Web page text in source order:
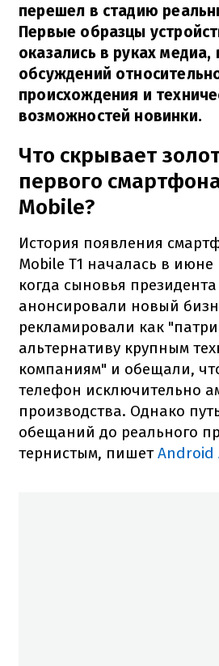
перешел в стадию
Первые образцы
оказались в руках
обсуждений
происхождения и
возможностей новинки.
Что скрывает
первого
Mobile?
История появления
Mobile T1 началась в
когда сыновья президента
анонсировали новый
рекламировали как
альтернативу крупным
компаниям" и обещали,
телефон исключительно
производства. Однако
обещаний до реального
тернистым, пишетAndroid